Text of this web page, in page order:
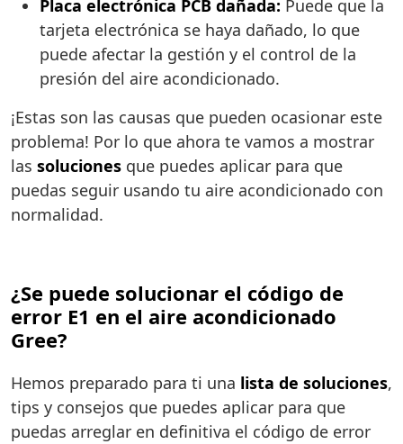
Placa electrónica PCB dañada: Puede que la
tarjeta electrónica se haya dañado, lo que
puede afectar la gestión y el control de la
presión del aire acondicionado.
¡Estas son las causas que pueden ocasionar este
problema! Por lo que ahora te vamos a mostrar
las soluciones que puedes aplicar para que
puedas seguir usando tu aire acondicionado con
normalidad.
¿Se puede solucionar el código de
error E1 en el aire acondicionado
Gree?
Hemos preparado para ti una lista de soluciones,
tips y consejos que puedes aplicar para que
puedas arreglar en definitiva el código de error